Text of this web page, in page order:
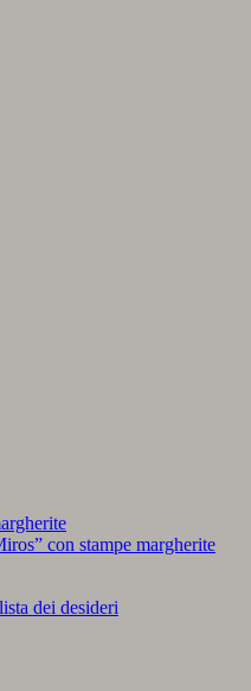
dei desideri